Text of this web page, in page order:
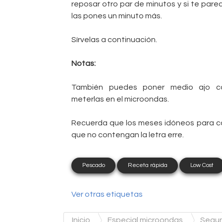
reposar otro par de minutos y si te
las pones un minuto más.
Sírvelas a continuación.
Notas:
También puedes poner medio ajo
meterlas en el microondas.
Recuerda que los meses idóneos para
que no contengan la letra erre.
Pescado Receta rápida Low Cost
Ver otras etiquetas
Inicio Especial microondas